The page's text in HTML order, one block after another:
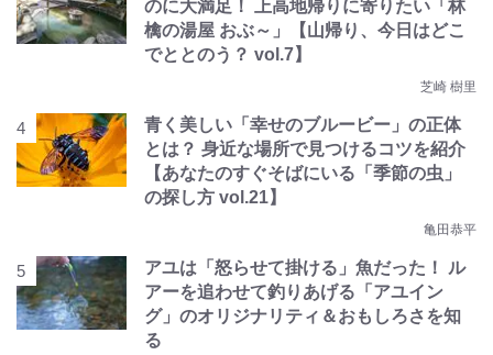
のに大満足！ 上高地帰りに寄りたい「林
檎の湯屋 おぶ～」【山帰り、今日はどこ
でととのう？ vol.7】
芝崎 樹里
青く美しい「幸せのブルービー」の正体
とは？ 身近な場所で見つけるコツを紹介
【あなたのすぐそばにいる「季節の虫」
の探し方 vol.21】
亀田恭平
アユは「怒らせて掛ける」魚だった！ ル
アーを追わせて釣りあげる「アユイン
グ」のオリジナリティ＆おもしろさを知
る